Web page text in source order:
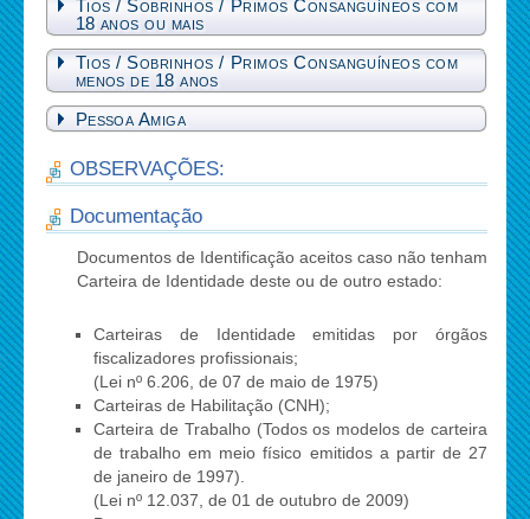
Tios / Sobrinhos / Primos Consanguíneos com
18 anos ou mais
Tios / Sobrinhos / Primos Consanguíneos com
menos de 18 anos
Pessoa Amiga
OBSERVAÇÕES:
Documentação
Documentos de Identificação aceitos caso não tenham
Carteira de Identidade deste ou de outro estado:
Carteiras de Identidade emitidas por órgãos
fiscalizadores profissionais;
(Lei nº 6.206, de 07 de maio de 1975)
Carteiras de Habilitação (CNH);
Carteira de Trabalho (Todos os modelos de carteira
de trabalho em meio físico emitidos a partir de 27
de janeiro de 1997).
(Lei nº 12.037, de 01 de outubro de 2009)